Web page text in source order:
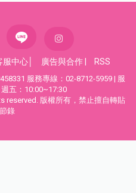
服中心 廣告與合作| RSS
服務專線：02-8712-5959 | 服
五：10:00~17:30
reserved. 版權所有，禁止擅自轉貼
節錄